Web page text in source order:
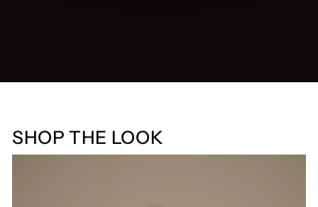
SHOP THE LOOK